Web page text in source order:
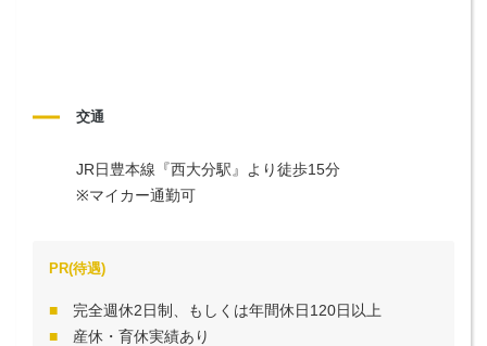
交通
JR日豊本線『西大分駅』より徒歩15分
※マイカー通勤可
PR(待遇)
完全週休2日制、もしくは年間休日120日以上
産休・育休実績あり